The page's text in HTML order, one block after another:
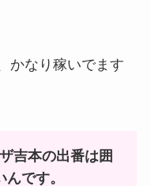
かなり稼いでます
吉本の出番は囲
です。